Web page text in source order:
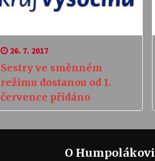
26. 7. 2017
Sestry ve směnném
režimu dostanou od 1.
července přidáno
O Humpolákovi